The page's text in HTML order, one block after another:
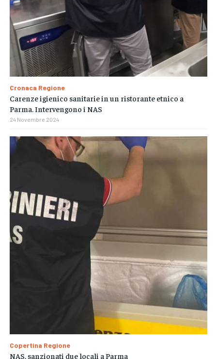
Cronaca Regione
Carenze igienico sanitarie in un ristorante etnico a
Parma. Intervengono i NAS
24 Novembre 2024
Copertina Regione
NAS, sanzionati due locali a Parma